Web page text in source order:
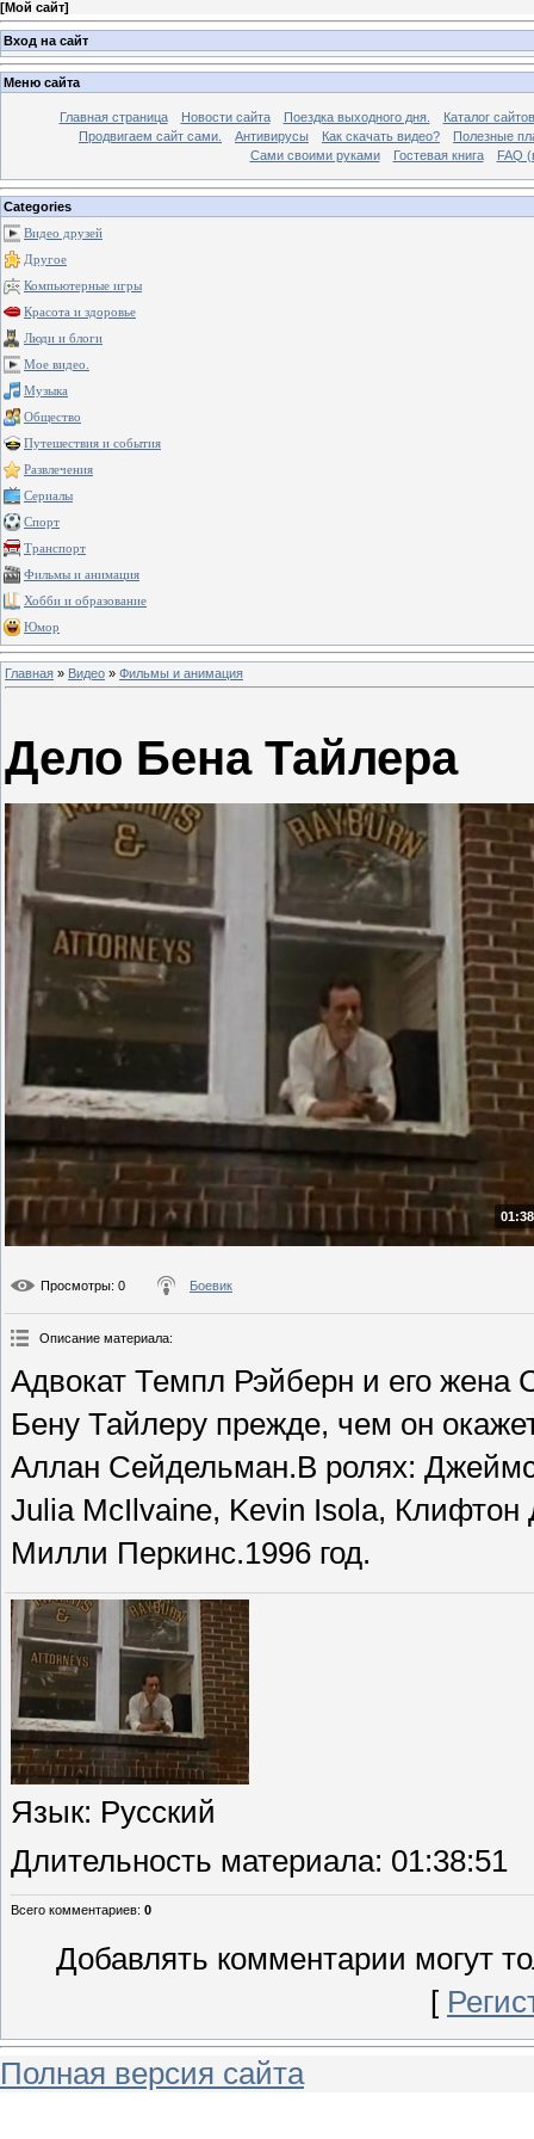
[Мой сайт]
Вход на сайт
Меню сайта
Главная страница Новости сайта Поездка выходного дня.
Каталог сайтов
Продвигаем сайт сами.
Антивирусы Как скачать видео?
Полезные
Сами своими руками
Гостевая книга FAQ
Categories
Видео друзей
Другое
Компьютерные игры
Красота и здоровье
Люди и блоги
Мое видео.
Музыка
Общество
Путешествия и события
Развлечения
Сериалы
Спорт
Транспорт
Фильмы и анимация
Хобби и образование
Юмор
Главная » Видео » Фильмы и анимация
Дело Бена Тайлера
Просмотры: 0 Боевик
Описание материала:
Адвокат Темпл Рэйберн и его жена
Бену Тайлеру прежде, чем он
Аллан Сейдельман.В ролях:
Julia McIlvaine, Kevin Isola,
Милли Перкинс.1996 год.
Язык: Русский
Длительность материала: 01:38:51
Всего комментариев: 0
Добавлять комментарии могут
[
Полная версия сайта